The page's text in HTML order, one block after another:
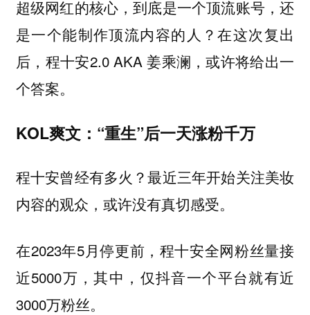
超级网红的核心，到底是一个顶流账号，还
是一个能制作顶流内容的人？在这次复出
后，程十安2.0 AKA 姜乘澜，或许将给出一
个答案。
KOL爽文：“重生”后一天涨粉千万
程十安曾经有多火？最近三年开始关注美妆
内容的观众，或许没有真切感受。
在2023年5月停更前，程十安全网粉丝量接
近5000万，其中，仅抖音一个平台就有近
3000万粉丝。